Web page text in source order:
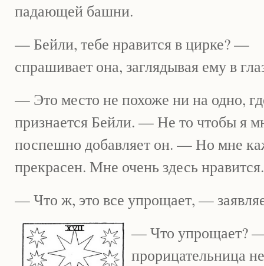
падающей башни.
— Бейли, тебе нравится в цирке? —
спрашивает она, заглядывая ему в
— Это место не похоже ни на одно,
признается Бейли. — Не то чтобы я
поспешно добавляет он. — Но мне
прекрасен. Мне очень здесь нравится.
— Что ж, это все упрощает, —
— Что упрощает?
прорицательница